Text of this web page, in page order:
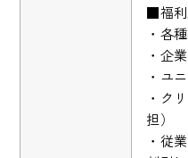
■福利
・各
・企
・ユ
・ク
担）
・従